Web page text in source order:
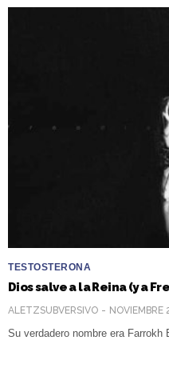
TESTOSTERONA
Dios salve a la Reina (y a
ALETZSUBVERSIVO NOVIEMBRE
Su verdadero nombre era Farrokh